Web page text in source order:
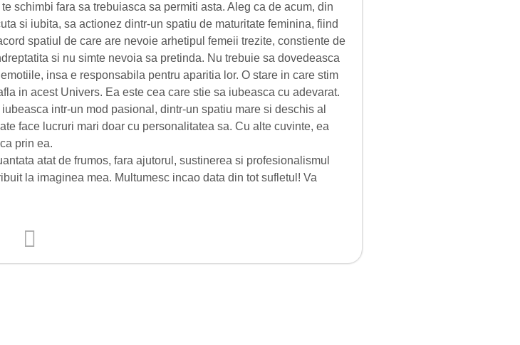
schimbi fara sa trebuiasca sa permiti asta. Aleg ca de acum, din
si iubita, sa actionez dintr-un spatiu de maturitate feminina, fiind
spatiul de care are nevoie arhetipul femeii trezite, constiente de
si nu simte nevoia sa pretinda. Nu trebuie sa dovedeasca
insa e responsabila pentru aparitia lor. O stare in care stim
in acest Univers. Ea este cea care stie sa iubeasca cu adevarat.
intr-un mod pasional, dintr-un spatiu mare si deschis al
face lucruri mari doar cu personalitatea sa. Cu alte cuvinte, ea
prin ea.
atat de frumos, fara ajutorul, sustinerea si profesionalismul
la imaginea mea. Multumesc incao data din tot sufletul! Va